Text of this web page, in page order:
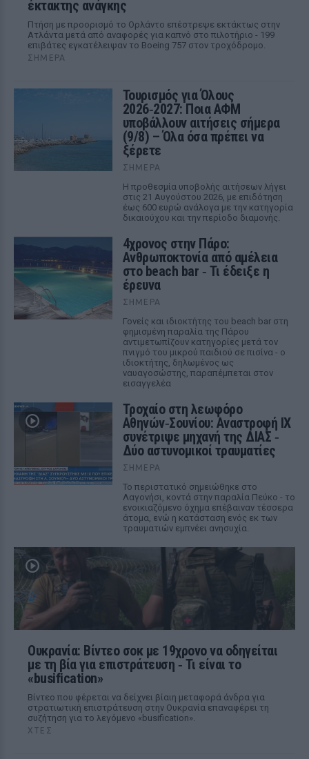
έκτακτης ανάγκης
Πτήση με προορισμό το Ορλάντο επέστρεψε εκτάκτως στην
Ατλάντα μετά από αναφορές για καπνό στο πιλοτήριο - 199
επιβάτες εγκατέλειψαν το Boeing 757 στον τροχόδρομο.
ΣΉΜΕΡΑ
Τουρισμός για Όλους
2026‑2027: Ποια ΑΦΜ
υποβάλλουν αιτήσεις σήμερα
(9/8) – Όλα όσα πρέπει να
ξέρετε
ΣΉΜΕΡΑ
Η προθεσμία υποβολής αιτήσεων λήγει
στις 21 Αυγούστου 2026, με επιδότηση
έως 600 ευρώ ανάλογα με την κατηγορία
δικαιούχου και την περίοδο διαμονής.
4χρονος στην Πάρο:
Ανθρωποκτονία από αμέλεια
στο beach bar ‑ Τι έδειξε η
έρευνα
ΣΉΜΕΡΑ
Γονείς και ιδιοκτήτης του beach bar στη
φημισμένη παραλία της Πάρου
αντιμετωπίζουν κατηγορίες μετά τον
πνιγμό του μικρού παιδιού σε πισίνα - ο
ιδιοκτήτης, δηλωμένος ως
ναυαγοσώστης, παραπέμπεται στον
εισαγγελέα
Τροχαίο στη λεωφόρο
Αθηνών‑Σουνίου: Αναστροφή ΙΧ
συνέτριψε μηχανή της ΔΙΑΣ ‑
Δύο αστυνομικοί τραυματίες
ΣΉΜΕΡΑ
Το περιστατικό σημειώθηκε στο
Λαγονήσι, κοντά στην παραλία Πεύκο - το
ενοικιαζόμενο όχημα επέβαιναν τέσσερα
άτομα, ενώ η κατάσταση ενός εκ των
τραυματιών εμπνέει ανησυχία.
Ουκρανία: Βίντεο σοκ με 19χρονο να οδηγείται
με τη βία για επιστράτευση ‑ Τι είναι το
«busification»
Βίντεο που φέρεται να δείχνει βίαιη μεταφορά άνδρα για
στρατιωτική επιστράτευση στην Ουκρανία επαναφέρει τη
συζήτηση για το λεγόμενο «busification».
ΧΤΕΣ